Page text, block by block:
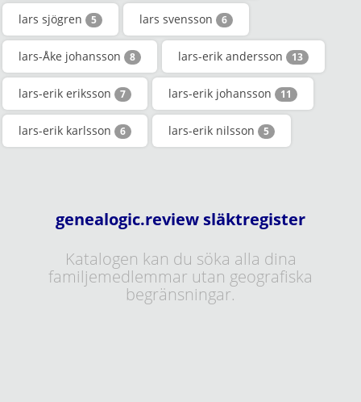
lars sjögren 5 lars svensson 6
lars-Åke johansson 8 lars-erik andersson 13
lars-erik eriksson 7 lars-erik johansson 11
lars-erik karlsson 6 lars-erik nilsson 5
genealogic.review släktregister
Katalogen kan du söka alla dina
familjemedlemmar utan geografiska
begränsningar.